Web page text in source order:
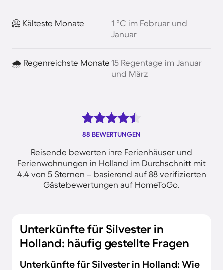
🥶 Kälteste Monate
1 °C im Februar und
Januar
🌧️ Regenreichste Monate 15 Regentage im Januar
und März
88 BEWERTUNGEN
Reisende bewerten ihre Ferienhäuser und
Ferienwohnungen in Holland im Durchschnitt mit
4.4 von 5 Sternen – basierend auf 88 verifizierten
Gästebewertungen auf HomeToGo.
Unterkünfte für Silvester in
Holland: häufig gestellte Fragen
Unterkünfte für Silvester in Holland: Wie